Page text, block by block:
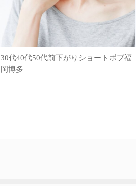
30代40代50代前下がりショートボブ福
岡博多